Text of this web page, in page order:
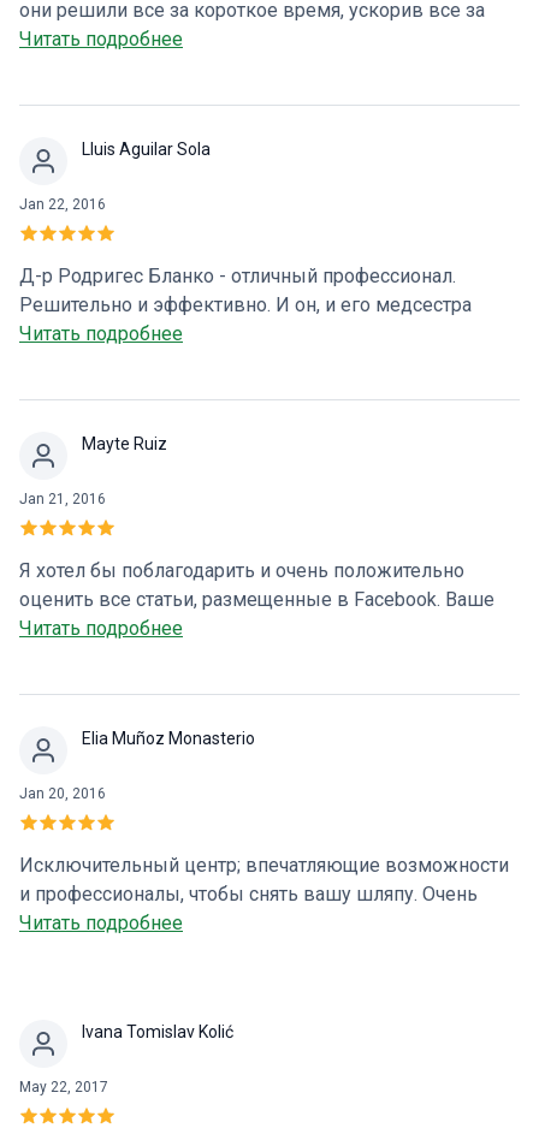
они решили все за короткое время, ускорив все за
очень короткое время. Очень профессиональные
Читать подробнее
Lluis Aguilar Sola
Jan 22, 2016
Д-р Родригес Бланко - отличный профессионал.
Решительно и эффективно. И он, и его медсестра
Монтсе всегда обеспечивали мне безопасность и
Читать подробнее
Mayte Ruiz
Jan 21, 2016
Я хотел бы поблагодарить и очень положительно
оценить все статьи, размещенные в Facebook. Ваше
внимание и близость к пациенту непобедимы.
Читать подробнее
Elia Muñoz Monasterio
Jan 20, 2016
Исключительный центр; впечатляющие возможности
и профессионалы, чтобы снять вашу шляпу. Очень
положительный опыт.
Читать подробнее
Ivana Tomislav Kolić
May 22, 2017